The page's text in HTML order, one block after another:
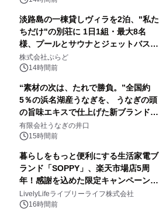
淡路島の一棟貸しヴィラを2泊、"私た
ちだけ"の別荘に 1日1組・最大8名
様、プールとサウナとジェットバス付
きで Villa Mon Temps AWAJIの連泊
素泊りプラン
株式会社ぷらど
14時間前
“素材の次は、たれで勝負。”全国約
5％の浜名湖産うなぎを、 うなぎの頭
の旨味エキスで仕上げた新ブランド
「井口の誉」誕生
有限会社うなぎの井口
15時間前
暮らしをもっと便利にする生活家電ブ
ランド「SOPPY」、楽天市場店5周
年！感謝を込めた限定キャンペーンを
8月10日より開催
LivelyLifeライブリーライフ株式会社
16時間前